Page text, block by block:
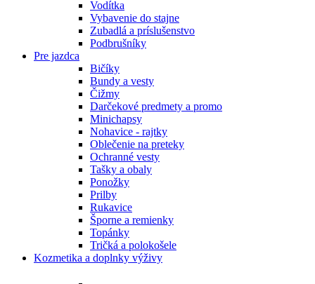
Vodítka
Vybavenie do stajne
Zubadlá a príslušenstvo
Podbrušníky
Pre jazdca
Bičíky
Bundy a vesty
Čižmy
Darčekové predmety a promo
Minichapsy
Nohavice - rajtky
Oblečenie na preteky
Ochranné vesty
Tašky a obaly
Ponožky
Prilby
Rukavice
Šporne a remienky
Topánky
Tričká a polokošele
Kozmetika a doplnky výživy